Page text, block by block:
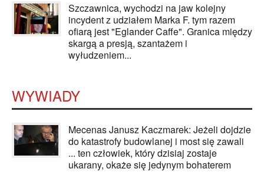
Szczawnica, wychodzi na jaw kolejny
incydent z udziałem Marka F. tym razem
ofiarą jest "Eglander Caffe". Granica między
skargą a presją, szantażem i
wyłudzeniem...
WYWIADY
Mecenas Janusz Kaczmarek: Jeżeli dojdzie
do katastrofy budowlanej i most się zawali
... ten człowiek, który dzisiaj zostaje
ukarany, okaże się jedynym bohaterem